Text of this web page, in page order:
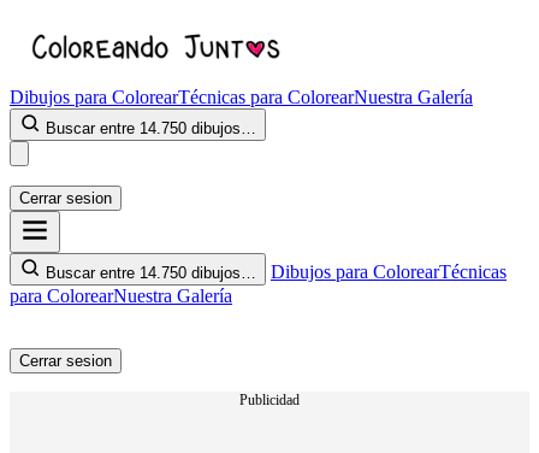
Dibujos para ColorearTécnicas para ColorearNuestra Galería
Buscar entre 14.750 dibujos…
Cerrar sesion
Buscar entre 14.750 dibujos… Dibujos para ColorearTécnicas
para ColorearNuestra Galería
Cerrar sesion
Publicidad